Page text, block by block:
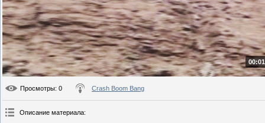
Просмотры: 0 Crash Boom Bang
Описание материала: